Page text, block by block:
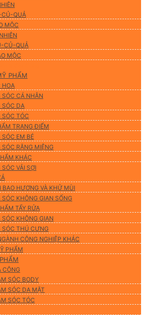
CỦ-QUẢ
MỘC
CỦ-QUẢ
MỘC
PHẨM
HOA
CÁ NHÂN
SÓC DA
TÓC
TRANG ĐIỂM
EM BÉ
RĂNG MIỆNG
KHÁC
VẢI SỢI
BAO HƯƠNG VÀ KHỬ MÙI
KHÔNG GIAN SỐNG
TẨY RỬA
KHÔNG GIAN
SÓC THÚ CƯNG
CÔNG NGHIỆP KHÁC
PHẨM
CÔNG
SÓC BODY
SÓC DA MẶT
SÓC TÓC